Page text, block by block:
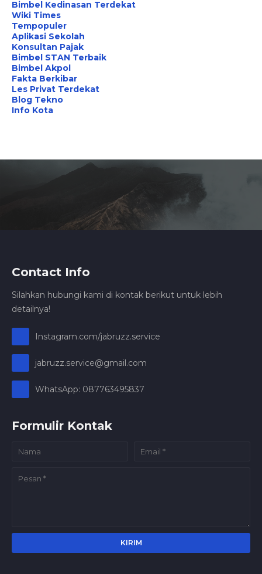
Bimbel Kedinasan Terdekat
Wiki Times
Tempopuler
Aplikasi Sekolah
Konsultan Pajak
Bimbel STAN Terbaik
Bimbel Akpol
Fakta Berkibar
Les Privat Terdekat
Blog Tekno
Info Kota
Contact Info
Silahkan hubungi kami di kontak berikut untuk lebih
detailnya!
Instagram.com/jabruzz.service
jabruzz.service@gmail.com
WhatsApp: 087763495837
Formulir Kontak